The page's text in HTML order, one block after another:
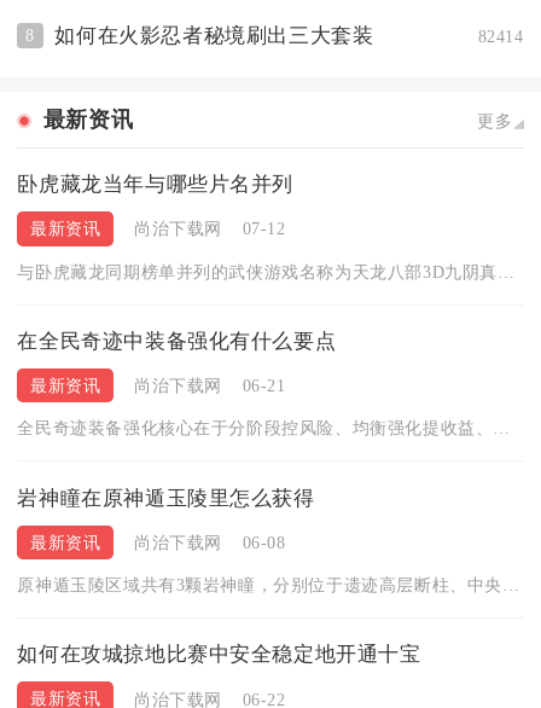
8 如何在火影忍者秘境刷出三大套装 82414
最新资讯 更多
卧虎藏龙当年与哪些片名并列
最新资讯 尚治下载网 07-12
在全民奇迹中装备强化有什么要点
最新资讯 尚治下载网 06-21
全民奇迹装备强化核心在于分阶段控风险、均衡强化提收益、材料储...
岩神瞳在原神遁玉陵里怎么获得
最新资讯 尚治下载网 06-08
如何在攻城掠地比赛中安全稳定地开通十宝
最新资讯 尚治下载网 06-22